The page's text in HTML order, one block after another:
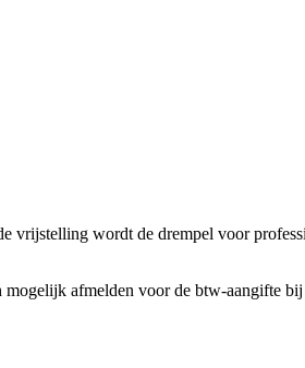
vrijstelling wordt de drempel voor
mogelijk afmelden voor de btw-aangifte